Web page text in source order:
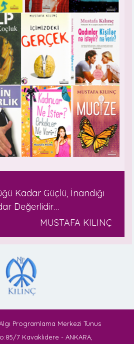
Kadar Güçlü, İnandığı
Değerlidir…
MUSTAFA KILINÇ
Programlama Merkezi Tunus
7 Kavaklıdere - ANKARA,